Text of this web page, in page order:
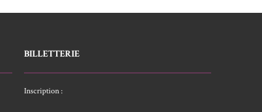
BILLETTERIE
Inscription :